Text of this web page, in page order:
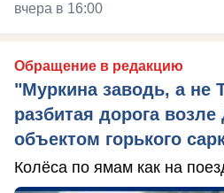
вчера в 16:00
Обращение в редакцию
"Муркина заводь, а не
разбитая дорога возле
объектом горького
Колёса по ямам как на